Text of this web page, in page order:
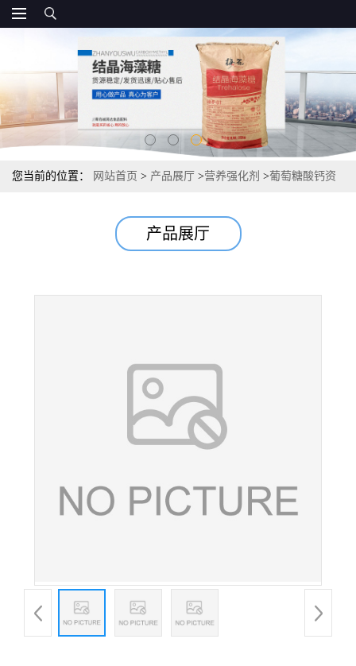
您当前的位置： 网站首页 > 产品展厅 >营养强化剂 >葡萄糖酸钙资
产品展厅